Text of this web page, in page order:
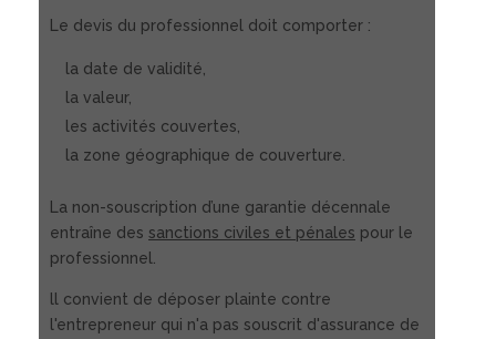
Le devis du professionnel doit comporter :
la date de validité,
la valeur,
les activités couvertes,
la zone géographique de couverture.
La non-souscription d’une garantie décennale
entraîne des sanctions civiles et pénales pour le
professionnel.
ll convient de déposer plainte contre
l'entrepreneur qui n'a pas souscrit d'assurance de